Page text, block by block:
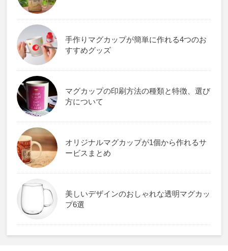
手作りマグカップが簡単に作れる4つのお
すすめグッズ
マグカップの印刷方法の種類と特徴、選び
方について
オリジナルマグカップが1個から作れるサ
ービスまとめ
美しいデザインのおしゃれな透明マグカッ
プ6選